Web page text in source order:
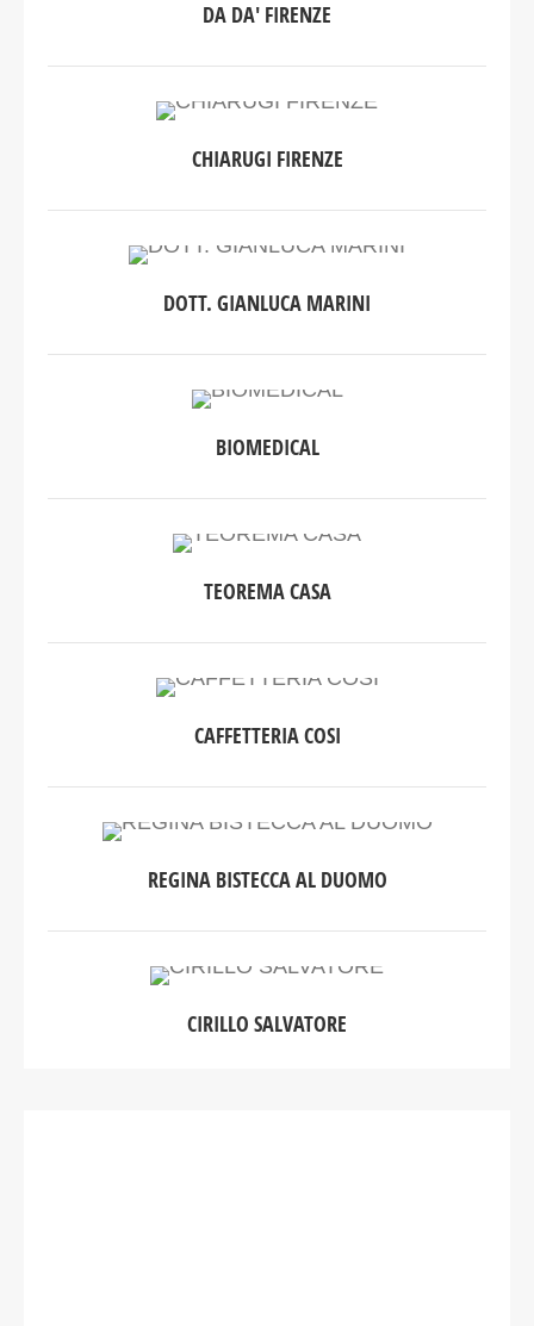
DA DA' FIRENZE
CHIARUGI FIRENZE
DOTT. GIANLUCA MARINI
BIOMEDICAL
TEOREMA CASA
CAFFETTERIA COSI
REGINA BISTECCA AL DUOMO
CIRILLO SALVATORE